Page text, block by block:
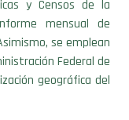
se emplean
Federal de
geográfica del
incorporadas en el